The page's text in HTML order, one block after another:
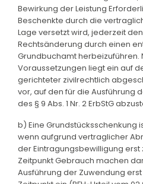
Bewirkung der Leistung
Beschenkte durch die
Lage versetzt wird, jederzeit
Rechtsänderung durch einen
Grundbuchamt herbeizuführen.
Voraussetzungen liegt ein auf
gerichteter zivilrechtlich
vor, auf den für die Ausführung
des § 9 Abs. 1 Nr. 2 ErbStG
b) Eine Grundstücksschenkung
wenn aufgrund vertraglicher
der Eintragungsbewilligung
Zeitpunkt Gebrauch machen
Ausführung der Zuwendung